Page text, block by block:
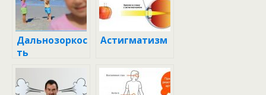
Дальнозоркос
ть
Астигматизм